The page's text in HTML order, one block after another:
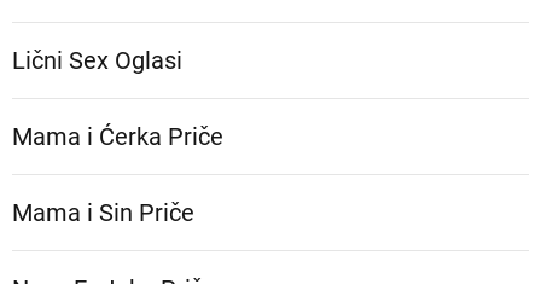
Lični Sex Oglasi
Mama i Ćerka Priče
Mama i Sin Priče